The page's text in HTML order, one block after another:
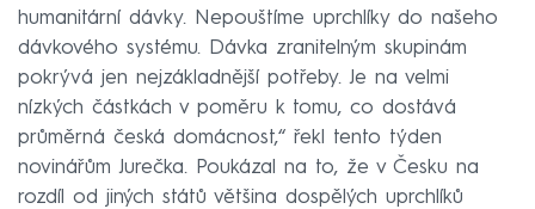
humanitární dávky. Nepouštíme uprchlíky do našeho
dávkového systému. Dávka zranitelným skupinám
pokrývá jen nejzákladnější potřeby. Je na velmi
nízkých částkách v poměru k tomu, co dostává
průměrná česká domácnost,“ řekl tento týden
novinářům Jurečka. Poukázal na to, že v Česku na
rozdíl od jiných států většina dospělých uprchlíků